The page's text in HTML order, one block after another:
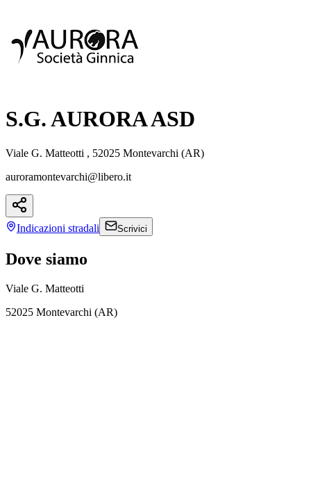
S.G. AURORA ASD
Viale G. Matteotti , 52025 Montevarchi (AR)
auroramontevarchi@libero.it
Indicazioni stradali Scrivici
Dove siamo
Viale G. Matteotti
52025 Montevarchi (AR)